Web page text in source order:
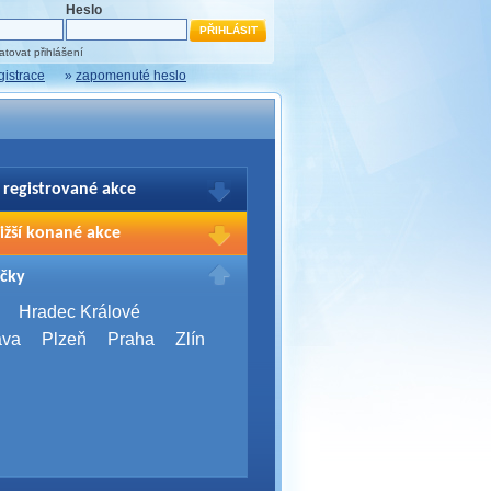
Heslo
přihlášení
» zapomenuté heslo
registrované akce
Vašich registrací na akce
přihlašte.
konané akce
2026
Brno
Server Bootcamp 2026
Hradec Králové
Plzeň Praha Zlín